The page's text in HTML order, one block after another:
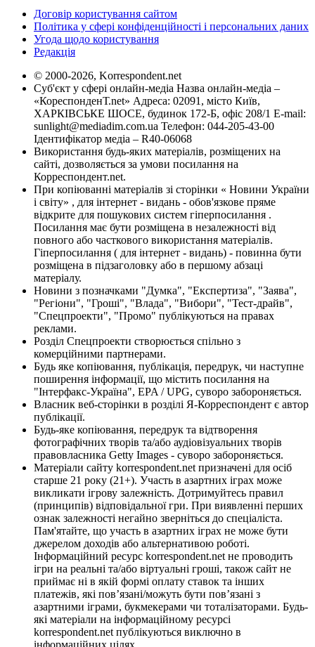
Договір користування сайтом
Політика у сфері конфіденційності і персональних даних
Угода щодо користування
Редакція
© 2000-2026, Korrespondent.net
Суб'єкт у сфері онлайн-медіа Назва онлайн-медіа –
«КореспонденТ.net» Адреса: 02091, місто Київ,
ХАРКІВСЬКЕ ШОСЕ, будинок 172-Б, офіс 208/1 E-mail:
sunlight@mediadim.com.ua Телефон: 044-205-43-00
Ідентифікатор медіа – R40-06068
Використання будь-яких матеріалів, розміщених на
сайті, дозволяється за умови посилання на
Корреспондент.net.
При копіюванні матеріалів зі сторінки « Новини України
і світу» , для інтернет - видань - обов'язкове пряме
відкрите для пошукових систем гіперпосилання .
Посилання має бути розміщена в незалежності від
повного або часткового використання матеріалів.
Гіперпосилання ( для інтернет - видань) - повинна бути
розміщена в підзаголовку або в першому абзаці
матеріалу.
Новини з позначками "Думка", "Експертиза", "Заява",
"Регіони", "Гроші", "Влада", "Вибори", "Тест-драйв",
"Спецпроекти", "Промо" публікуються на правах
реклами.
Розділ Спецпроекти створюється спільно з
комерційними партнерами.
Будь яке копіювання, публікація, передрук, чи наступне
поширення інформації, що містить посилання на
"Інтерфакс-Україна", EPA / UPG, суворо забороняється.
Власник веб-сторінки в розділі Я-Корреспондент є автор
публікації.
Будь-яке копіювання, передрук та відтворення
фотографічних творів та/або аудіовізуальних творів
правовласника Getty Images - суворо забороняється.
Матеріали сайту korrespondent.net призначені для осіб
старше 21 року (21+). Участь в азартних іграх може
викликати ігрову залежність. Дотримуйтесь правил
(принципів) відповідальної гри. При виявленні перших
ознак залежності негайно зверніться до спеціаліста.
Пам'ятайте, що участь в азартних іграх не може бути
джерелом доходів або альтернативою роботі.
Інформаційний ресурс korrespondent.net не проводить
ігри на реальні та/або віртуальні гроші, також сайт не
приймає ні в якій формі оплату ставок та інших
платежів, які пов’язані/можуть бути пов’язані з
азартними іграми, букмекерами чи тоталізаторами. Будь-
які матеріали на інформаційному ресурсі
korrespondent.net публікуються виключно в
інформаційних цілях.